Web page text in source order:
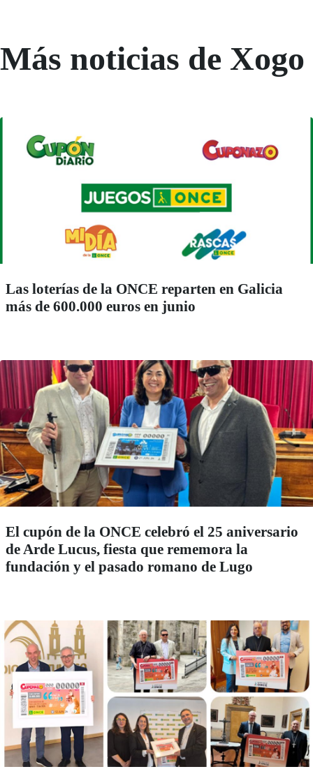
Más noticias de Xogo
Las loterías de la ONCE reparten en Galicia
más de 600.000 euros en junio
El cupón de la ONCE celebró el 25 aniversario
de Arde Lucus, fiesta que rememora la
fundación y el pasado romano de Lugo